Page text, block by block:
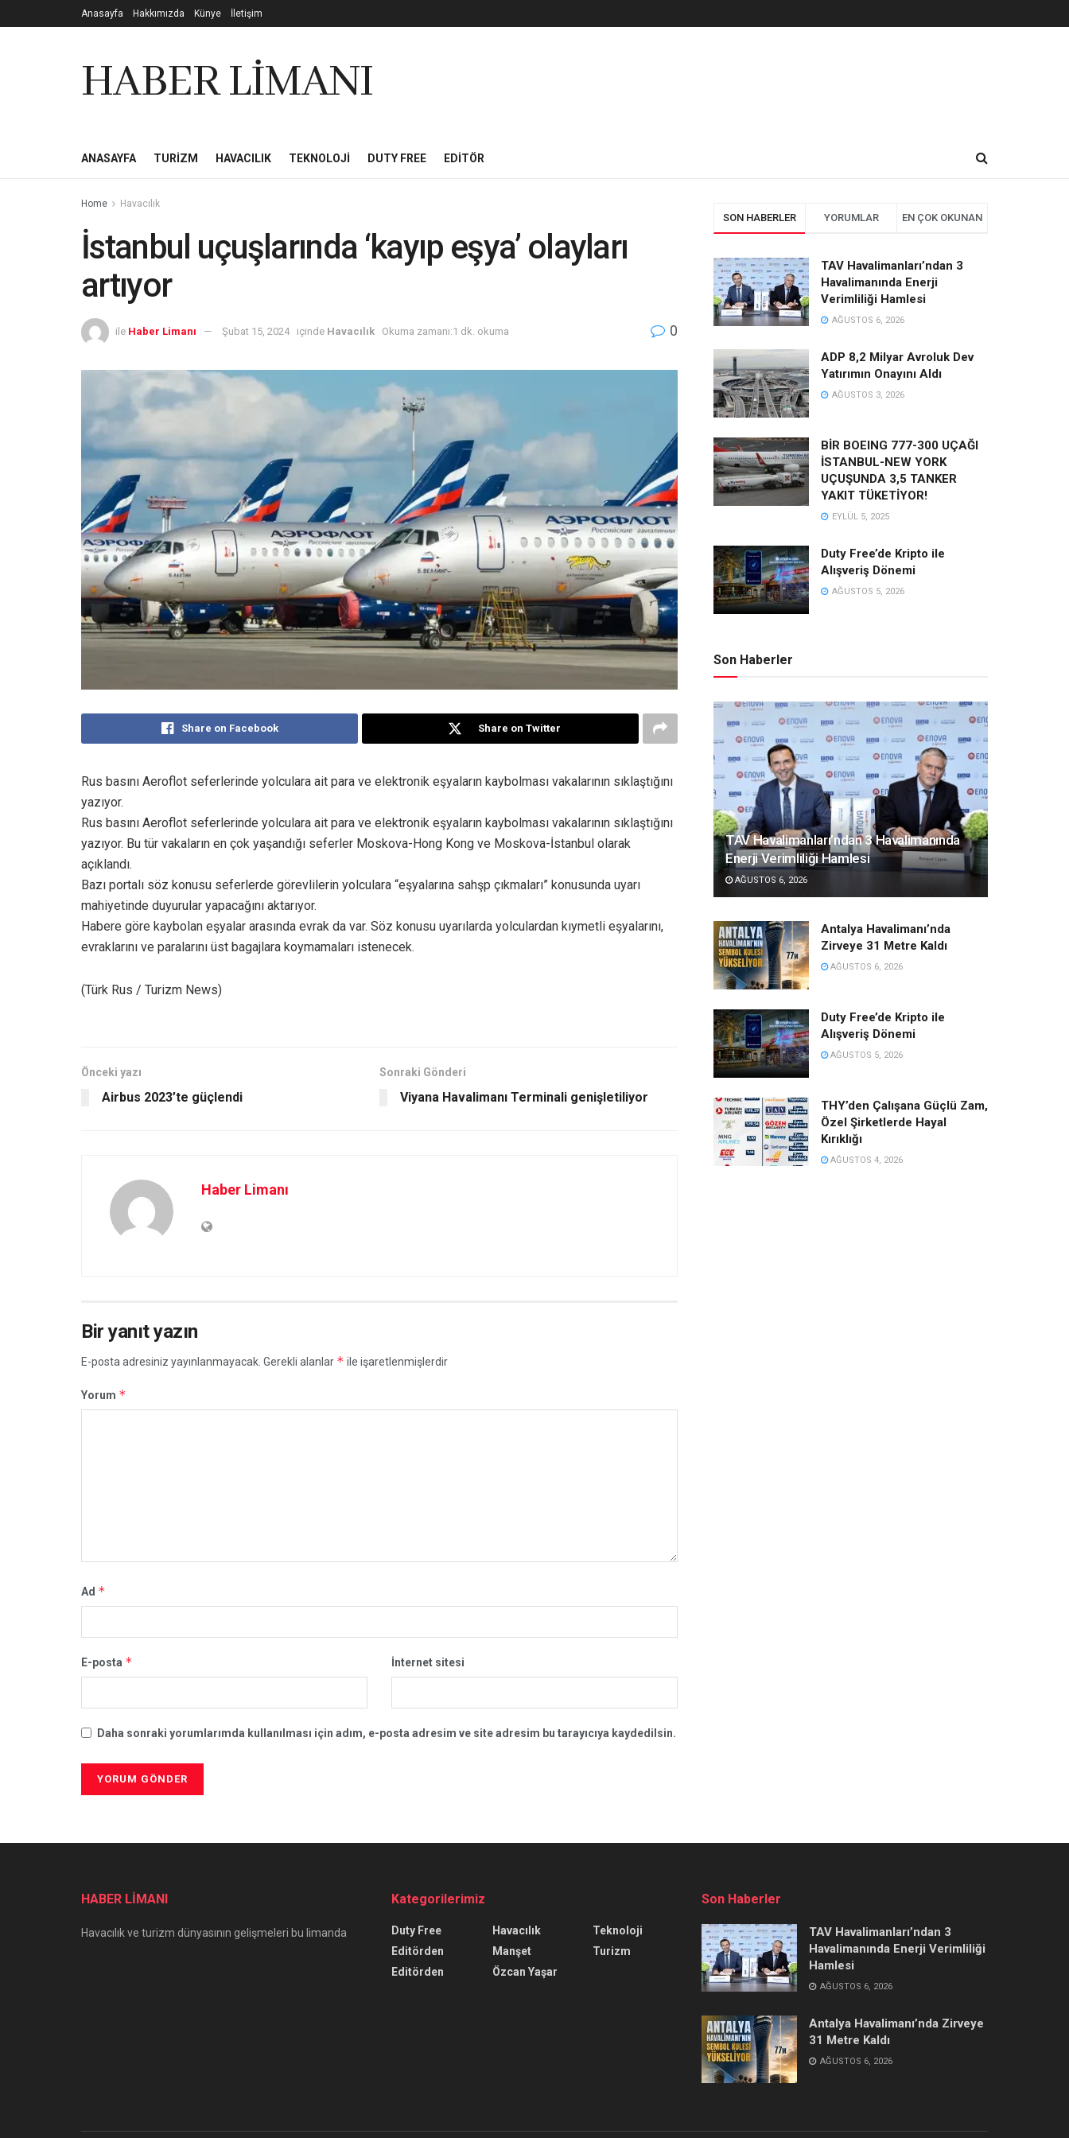
Anasayfa Hakkımızda Künye İletişim
HABER LİMANI
ANASAYFA TURIZM HAVACILIK TEKNOLOJI DUTY FREE EDITÖR
Home Havacılık
İstanbul uçuşlarında ‘kayıp eşya’ olayları
artıyor
ile Haber Limanı Şubat 15, 2024 içinde Havacılık Okuma zamanı:1 dk. okuma 0
Share on Facebook Share on Twitter
Rus basını Aeroflot seferlerinde yolculara ait para ve elektronik eşyaların kaybolması vakalarının sıklaştığını
yazıyor.
Rus basını Aeroflot seferlerinde yolculara ait para ve elektronik eşyaların kaybolması vakalarının sıklaştığını
yazıyor. Bu tür vakaların en çok yaşandığı seferler Moskova-Hong Kong ve Moskova-İstanbul olarak
açıklandı.
Bazı portalı söz konusu seferlerde görevlilerin yolculara “eşyalarına sahşp çıkmaları” konusunda uyarı
mahiyetinde duyurular yapacağını aktarıyor.
Habere göre kaybolan eşyalar arasında evrak da var. Söz konusu uyarılarda yolculardan kıymetli eşyalarını,
evraklarını ve paralarını üst bagajlara koymamaları istenecek.
(Türk Rus / Turizm News)
Önceki yazı
Airbus 2023’te güçlendi
Sonraki Gönderi
Viyana Havalimanı Terminali genişletiliyor
Haber Limanı
Bir yanıt yazın
E-posta adresiniz yayınlanmayacak. Gerekli alanlar * ile işaretlenmişlerdir
Yorum *
Ad *
E-posta * İnternet sitesi
Daha sonraki yorumlarımda kullanılması için adım, e-posta adresim ve site adresim bu tarayıcıya kaydedilsin.
SON HABERLER YORUMLAR EN ÇOK OKUNAN
TAV Havalimanları’ndan 3
Havalimanında Enerji
Verimliliği Hamlesi
AĞUSTOS 6, 2026
ADP 8,2 Milyar Avroluk Dev
Yatırımın Onayını Aldı
AĞUSTOS 3, 2026
BİR BOEING 777-300 UÇAĞI
İSTANBUL-NEW YORK
UÇUŞUNDA 3,5 TANKER
YAKIT TÜKETİYOR!
EYLÜL 5, 2025
Duty Free’de Kripto ile
Alışveriş Dönemi
AĞUSTOS 5, 2026
Son Haberler
TAV Havalimanları’ndan 3 Havalimanında
Enerji Verimliliği Hamlesi
AĞUSTOS 6, 2026
Antalya Havalimanı’nda
Zirveye 31 Metre Kaldı
AĞUSTOS 6, 2026
Duty Free’de Kripto ile
Alışveriş Dönemi
AĞUSTOS 5, 2026
THY’den Çalışana Güçlü Zam,
Özel Şirketlerde Hayal
Kırıklığı
AĞUSTOS 4, 2026
HABER LİMANI
Havacılık ve turizm dünyasının gelişmeleri bu limanda
Kategorilerimiz
Duty Free
Editörden
Editörden
Havacılık
Manşet
Özcan Yaşar
Teknoloji
Turizm
Son Haberler
TAV Havalimanları’ndan 3
Havalimanında Enerji Verimliliği
Hamlesi
AĞUSTOS 6, 2026
Antalya Havalimanı’nda Zirveye
31 Metre Kaldı
AĞUSTOS 6, 2026